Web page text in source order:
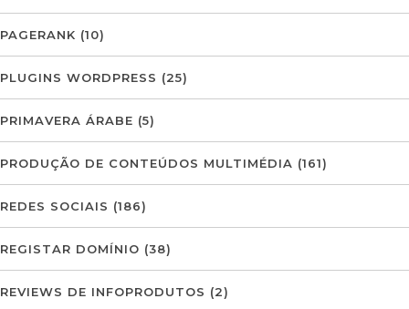
PAGERANK (10)
PLUGINS WORDPRESS (25)
PRIMAVERA ÁRABE (5)
PRODUÇÃO DE CONTEÚDOS MULTIMÉDIA (161)
REDES SOCIAIS (186)
REGISTAR DOMÍNIO (38)
REVIEWS DE INFOPRODUTOS (2)